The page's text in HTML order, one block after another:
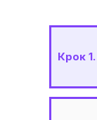
Крок 1.